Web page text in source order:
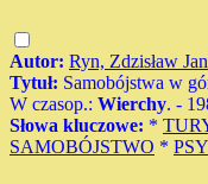
Autor: Ryn, Zdzisław Jan
Tytuł: Samobójstwa w
W czasop.: Wierchy. -
Słowa kluczowe: *
SAMOBÓJSTWO *